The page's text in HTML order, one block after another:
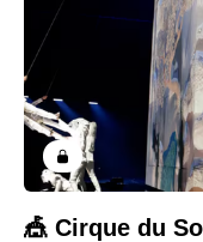
🎪 Cirque du